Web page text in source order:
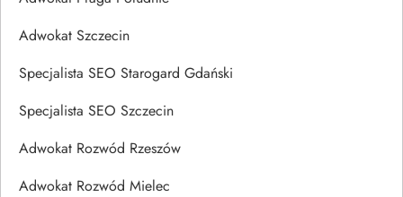
Adwokat Szczecin
Specjalista SEO Starogard Gdański
Specjalista SEO Szczecin
Adwokat Rozwód Rzeszów
Adwokat Rozwód Mielec